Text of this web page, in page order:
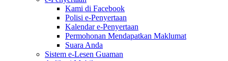
Kami di Facebook
Polisi e-Penyertaan
Kalendar e-Penyertaan
Permohonan Mendapatkan Maklumat
Suara Anda
Sistem e-Lesen Guaman